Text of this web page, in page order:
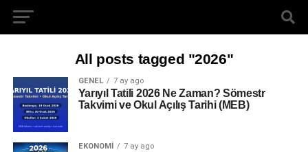
All posts tagged "2026"
GENEL 7 ay ago
Yarıyıl Tatili 2026 Ne Zaman? Sömestr
Takvimi ve Okul Açılış Tarihi (MEB)
EKONOMI 7 ay ago